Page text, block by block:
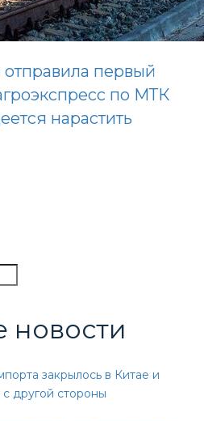
первый
по МТК
нарастить
новости
закрылось в Китае и
другой стороны